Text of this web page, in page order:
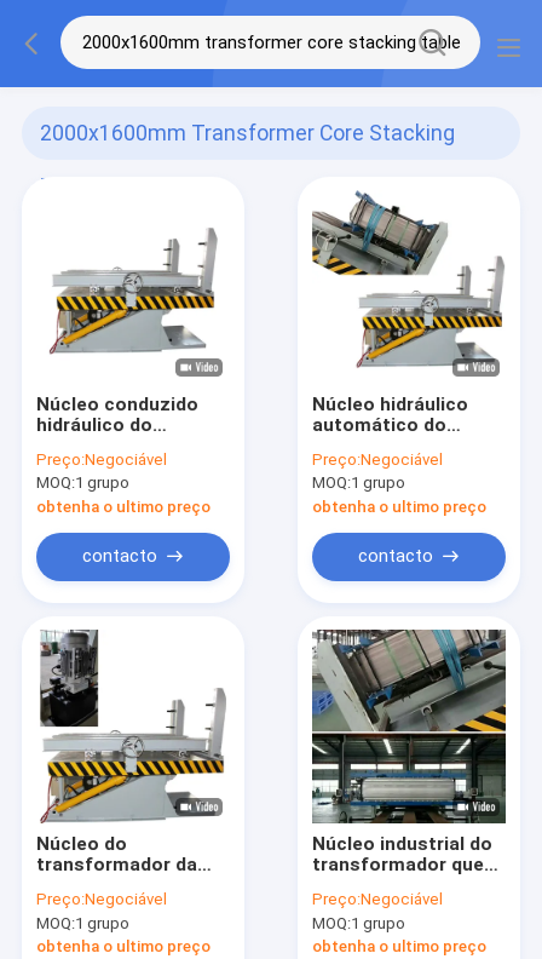
2000x1600mm Transformer Core Stacking
Table
Núcleo conduzido
hidráulico do
empilha a plataforma
do conjunto da
inclinação de tabela
Preço:Negociável
MOQ:1 grupo
obtenha o ultimo preço
contacto
Núcleo hidráulico
automático do
empilha a plataforma
da inclinação de
tabela
Preço:Negociável
MOQ:1 grupo
obtenha o ultimo preço
contacto
Núcleo do
transformador da
conjunto que empilha
hidráulico da tabela
conduzido
Preço:Negociável
MOQ:1 grupo
obtenha o ultimo preço
Núcleo industrial do
transformador que
de tabela 90 graus
Preço:Negociável
MOQ:1 grupo
obtenha o ultimo preço